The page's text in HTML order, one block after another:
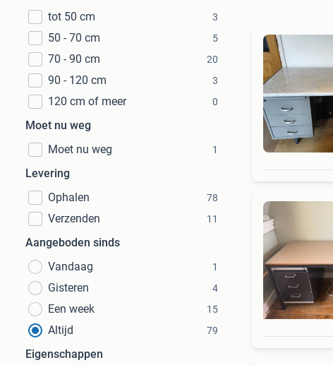
tot 50 cm
3
50 - 70 cm 5
70 - 90 cm 20
90 - 120 cm 3
120 cm of meer 0
Moet nu weg
Moet nu weg
1
Levering
Ophalen
78
Verzenden 11
Aangeboden sinds
Vandaag
1
Gisteren 4
Een week 15
Altijd 79
Eigenschappen